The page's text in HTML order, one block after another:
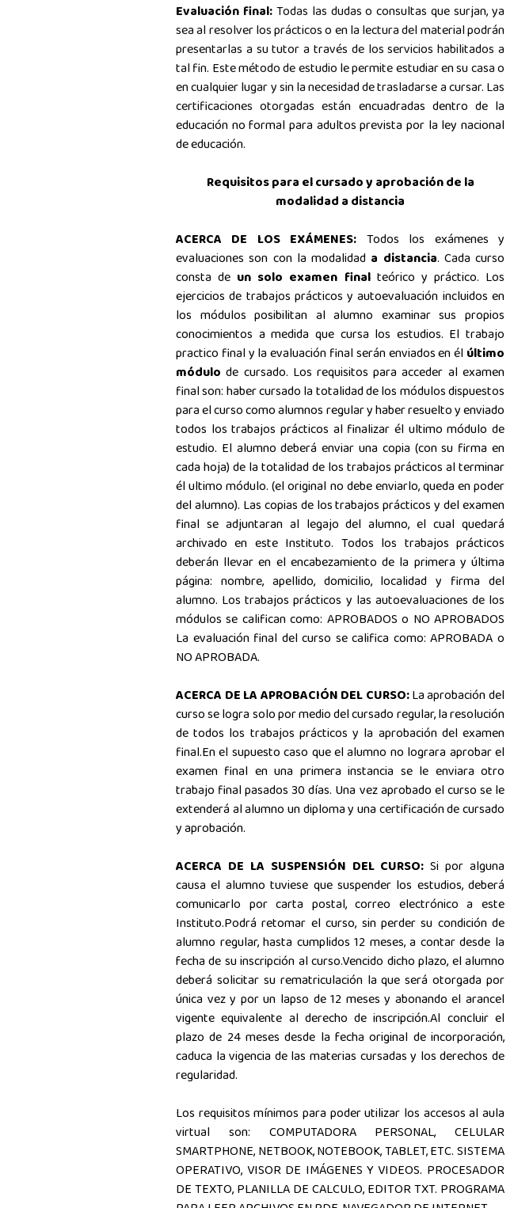
Evaluación final:Todas las dudas o consultas que surjan, ya
sea al resolver los prácticos o en la lectura del material podrán
presentarlas a su tutor a través de los servicios habilitados a
tal fin. Este método de estudio le permite estudiar en su casa o
en cualquier lugar y sin la necesidad de trasladarse a cursar. Las
certificaciones otorgadas están encuadradas dentro de la
educación no formal para adultos prevista por la ley nacional
de educación.
Requisitos para el cursado y aprobación de la
modalidad a distancia
ACERCA DE LOS EXÁMENES: Todos los exámenes y
evaluaciones son con la modalidad a distancia. Cada curso
consta de un solo examen final teórico y práctico. Los
ejercicios de trabajos prácticos y autoevaluación incluidos en
los módulos posibilitan al alumno examinar sus propios
conocimientos a medida que cursa los estudios. El trabajo
practico final y la evaluación final serán enviados en él último
módulo de cursado. Los requisitos para acceder al examen
final son: haber cursado la totalidad de los módulos dispuestos
para el curso como alumnos regular y haber resuelto y enviado
todos los trabajos prácticos al finalizar él ultimo módulo de
estudio. El alumno deberá enviar una copia (con su firma en
cada hoja) de la totalidad de los trabajos prácticos al terminar
él ultimo módulo. (el original no debe enviarlo, queda en poder
del alumno). Las copias de los trabajos prácticos y del examen
final se adjuntaran al legajo del alumno, el cual quedará
archivado en este Instituto. Todos los trabajos prácticos
deberán llevar en el encabezamiento de la primera y última
página: nombre, apellido, domicilio, localidad y firma del
alumno. Los trabajos prácticos y las autoevaluaciones de los
módulos se califican como: APROBADOS o NO APROBADOS
La evaluación final del curso se califica como: APROBADA o
NO APROBADA.
ACERCA DE LA APROBACIÓN DEL CURSO:La aprobación del
curso se logra solo por medio del cursado regular, la resolución
de todos los trabajos prácticos y la aprobación del examen
final.En el supuesto caso que el alumno no lograra aprobar el
examen final en una primera instancia se le enviara otro
trabajo final pasados 30 días. Una vez aprobado el curso se le
extenderá al alumno un diploma y una certificación de cursado
y aprobación.
ACERCA DE LA SUSPENSIÓN DEL CURSO: Si por alguna
causa el alumno tuviese que suspender los estudios, deberá
comunicarlo por carta postal, correo electrónico a este
Instituto.Podrá retomar el curso, sin perder su condición de
alumno regular, hasta cumplidos 12 meses, a contar desde la
fecha de su inscripción al curso.Vencido dicho plazo, el alumno
deberá solicitar su rematriculación la que será otorgada por
única vez y por un lapso de 12 meses y abonando el arancel
vigente equivalente al derecho de inscripción.Al concluir el
plazo de 24 meses desde la fecha original de incorporación,
caduca la vigencia de las materias cursadas y los derechos de
regularidad.
Los requisitos mínimos para poder utilizar los accesos al aula
virtual son: COMPUTADORA PERSONAL, CELULAR
SMARTPHONE, NETBOOK, NOTEBOOK, TABLET, ETC. SISTEMA
OPERATIVO, VISOR DE IMÁGENES Y VIDEOS. PROCESADOR
DE TEXTO, PLANILLA DE CALCULO, EDITOR TXT. PROGRAMA